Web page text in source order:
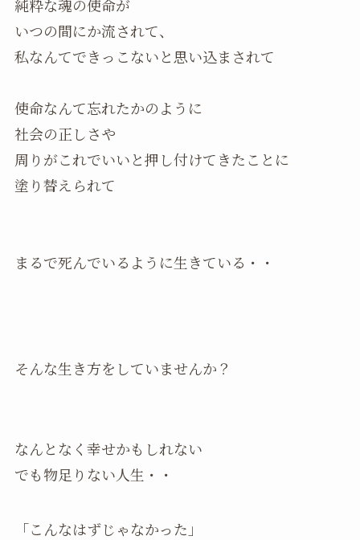
純粋な魂の使命が
いつの間にか流されて、
私なんてできっこないと思い込まされて
使命なんて忘れたかのように
社会の正しさや
周りがこれでいいと押し付けてきたことに
塗り替えられて
まるで死んでいるように生きている・・
そんな生き方をしていませんか？
なんとなく幸せかもしれない
でも物足りない人生・・
「こんなはずじゃなかった」